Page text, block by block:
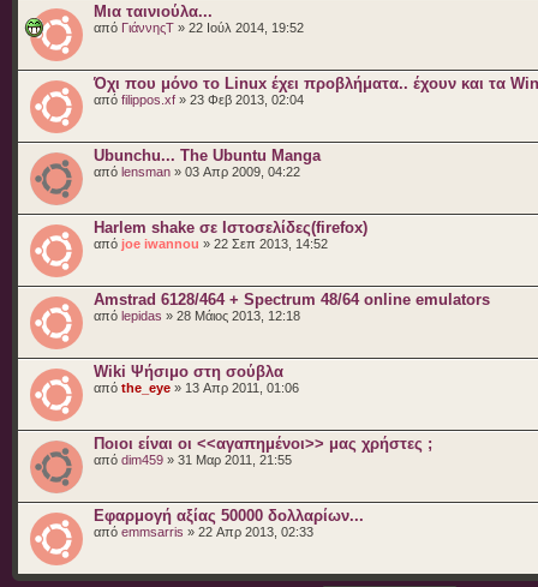
Μια ταινιούλα...
από ΓιάννηςΤ » 22 Ιούλ 2014, 19:52
Όχι που μόνο το Linux έχει προβλήματα.. έχουν και τα
από filippos.xf » 23 Φεβ 2013, 02:04
Ubunchu... The Ubuntu Manga
από lensman » 03 Απρ 2009, 04:22
Harlem shake σε Ιστοσελίδες(firefox)
από joe iwannou » 22 Σεπ 2013, 14:52
Amstrad 6128/464 + Spectrum 48/64 online emulators
από lepidas » 28 Μάιος 2013, 12:18
Wiki Ψήσιμο στη σούβλα
από the_eye » 13 Απρ 2011, 01:06
Ποιοι είναι οι <<αγαπημένοι>> μας χρήστες ;
από dim459 » 31 Μαρ 2011, 21:55
Εφαρμογή αξίας 50000 δολλαρίων...
από emmsarris » 22 Απρ 2013, 02:33